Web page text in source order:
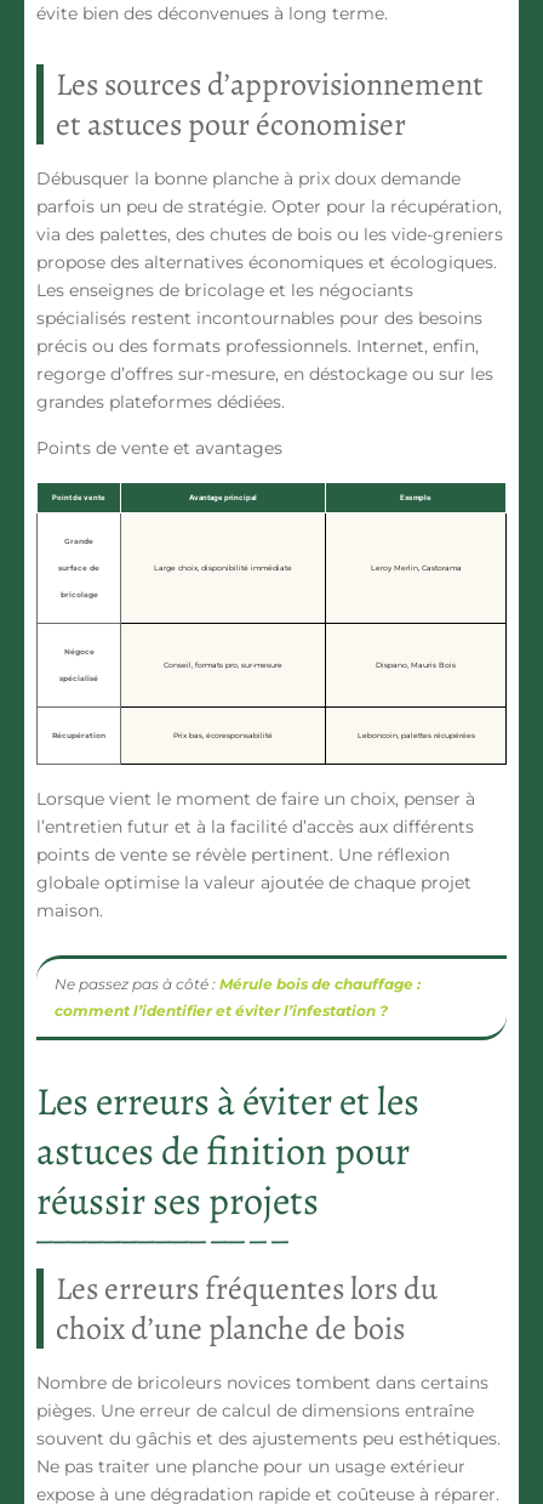
évite bien des déconvenues à long terme.
Les sources d’approvisionnement
et astuces pour économiser
Débusquer la bonne planche à prix doux demande
parfois un peu de stratégie. Opter pour la récupération,
via des palettes, des chutes de bois ou les vide-greniers
propose des alternatives économiques et écologiques.
Les enseignes de bricolage et les négociants
spécialisés restent incontournables pour des besoins
précis ou des formats professionnels. Internet, enfin,
regorge d’offres sur-mesure, en déstockage ou sur les
grandes plateformes dédiées.
Points de vente et avantages
Point de vente Avantage principal Exemple
Grande
surface de
bricolage
Large choix, disponibilité immédiate Leroy Merlin, Castorama
Négoce
spécialisé
Conseil, formats pro, sur-mesure Dispano, Mauris Bois
Récupération Prix bas, écoresponsabilité Leboncoin, palettes récupérées
Lorsque vient le moment de faire un choix, penser à
l’entretien futur et à la facilité d’accès aux différents
points de vente se révèle pertinent. Une réflexion
globale optimise la valeur ajoutée de chaque projet
maison.
Ne passez pas à côté : Mérule bois de chauffage :
comment l’identifier et éviter l’infestation ?
Les erreurs à éviter et les
astuces de finition pour
réussir ses projets
Les erreurs fréquentes lors du
choix d’une planche de bois
Nombre de bricoleurs novices tombent dans certains
pièges. Une erreur de calcul de dimensions entraîne
souvent du gâchis et des ajustements peu esthétiques.
Ne pas traiter une planche pour un usage extérieur
expose à une dégradation rapide et coûteuse à réparer.